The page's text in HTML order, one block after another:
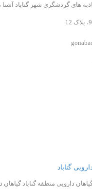
های گردشگری شهر گناباد آشنا
گناباد
دارویی منطقه گناباد گیاهان